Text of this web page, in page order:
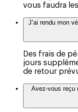
vous faudra
J’ai rendu mon
Des frais de
jours
de retour
Avez-vous reçu